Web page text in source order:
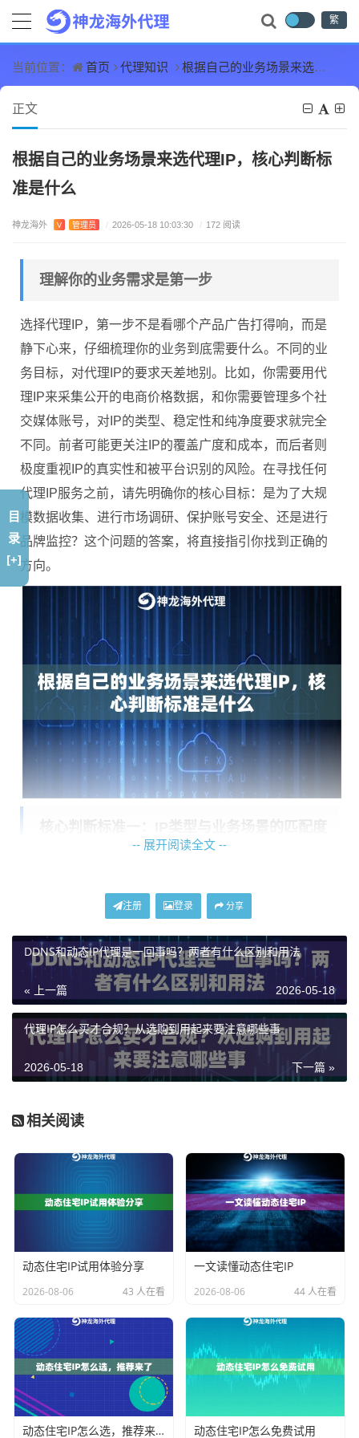
繁
当前位置： 首页 代理知识 根据自己的业务场景来选代理IP，核心判断标准是什么
正文
根据自己的业务场景来选代理IP，核心判断标
准是什么
神龙海外 V 管理员 / 2026-05-18 10:03:30 / 172 阅读
理解你的业务需求是第一步
选择代理IP，第一步不是看哪个产品广告打得响，而是
静下心来，仔细梳理你的业务到底需要什么。不同的业
务目标，对代理IP的要求天差地别。比如，你需要用代
理IP来采集公开的电商价格数据，和你需要管理多个社
交媒体账号，对IP的类型、稳定性和纯净度要求就完全
不同。前者可能更关注IP的覆盖广度和成本，而后者则
极度重视IP的真实性和被平台识别的风险。在寻找任何
代理IP服务之前，请先明确你的核心目标：是为了大规
模数据收集、进行市场调研、保护账号安全、还是进行
品牌监控？这个问题的答案，将直接指引你找到正确的
方向。
据中心IP和住宅IP两大类，它们的“出身”决定了其应用场
数据中心IP：源自数据中心服务器，特点是数量庞大、
成本较低、速度通常较快。适合对IP真实度要求不高，
但需要高并发、大规模访问的业务。例如，数据采集和
搜索引擎优化中的排名查询，这类业务需要频繁、大量
地访问目标网站，使用数据中心IP更具性价比。
住宅IP：来自真实的互联网服务提供商，分配给普通家
户的概率最高。它非常适合那些对IP信誉度要求极高的
场景，例如社交媒体管理、 广告验证、市场调研中需要
高度模拟真实用户行为的部分，以及需要规避严格风控
电子商务操作。
神龙海外动态IP
服务，同时提供这两种类型的动
的IP资源。
核心判断标准二：动态性与纯净度
“动态”指的是IP地址会按一定频率变化。动态IP能有效降
-- 展开阅读全文 --
注册 登录 分享
DDNS和动态IP代理是一回事吗？两者有什么区别和用法
« 上一篇 2026-05-18
代理IP怎么买才合规？从选购到用起来要注意哪些事
下一篇 »
2026-05-18
相关阅读
动态住宅IP试用体验分享
2026-08-06 43 人在看
一文读懂动态住宅IP
2026-08-06 44 人在看
动态住宅IP怎么选，推荐来了 动态住宅IP怎么免费试用
目
录
[+]